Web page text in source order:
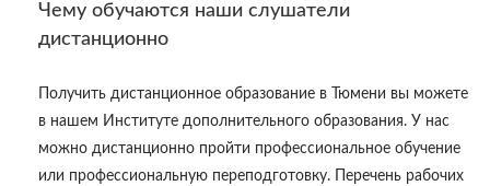
Чему обучаются наши слушатели
дистанционно
Получить дистанционное образование в Тюмени вы можете
в нашем Институте дополнительного образования. У нас
можно дистанционно пройти профессиональное обучение
или профессиональную переподготовку. Перечень рабочих